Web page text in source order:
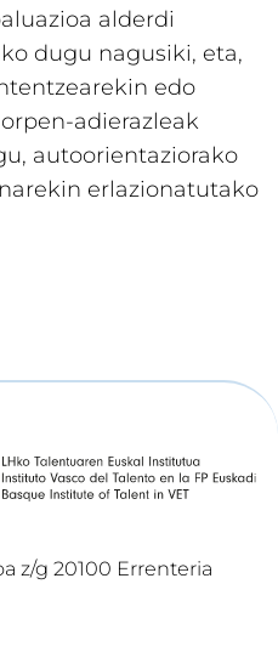
alderdi
dugu nagusiki, eta,
edo
adierazleak
autoorientaziorako
erlazionatutako
z/g 20100 Errenteria